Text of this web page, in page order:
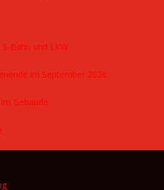
Bahn und LKW
im September 2026
Gebäude